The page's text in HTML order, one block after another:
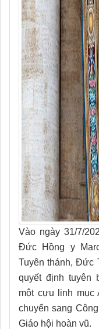
Vào ngày 31/7/
Đức Hồng y
Tuyên thánh, Đức
quyết định tuyên
một cựu linh mục
chuyển sang
Giáo hội hoàn vũ.